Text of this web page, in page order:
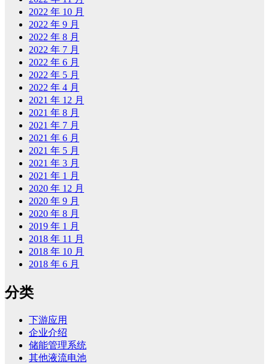
2022 年 10 月
2022 年 9 月
2022 年 8 月
2022 年 7 月
2022 年 6 月
2022 年 5 月
2022 年 4 月
2021 年 12 月
2021 年 8 月
2021 年 7 月
2021 年 6 月
2021 年 5 月
2021 年 3 月
2021 年 1 月
2020 年 12 月
2020 年 9 月
2020 年 8 月
2019 年 1 月
2018 年 11 月
2018 年 10 月
2018 年 6 月
分类
下游应用
企业介绍
储能管理系统
其他液流电池